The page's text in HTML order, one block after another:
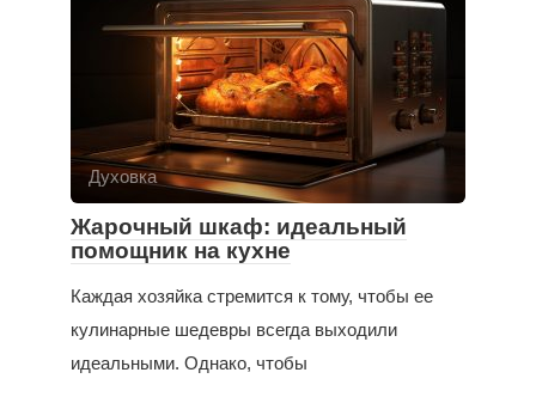
Духовка
Жарочный шкаф: идеальный
помощник на кухне
Каждая хозяйка стремится к тому, чтобы ее
кулинарные шедевры всегда выходили
идеальными. Однако, чтобы